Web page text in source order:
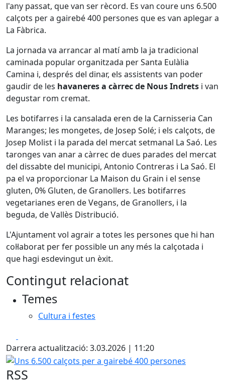
l'any passat, que van ser rècord. Es van coure uns 6.500
calçots per a gairebé 400 persones que es van aplegar a
La Fàbrica.
La jornada va arrancar al matí amb la ja tradicional
caminada popular organitzada per Santa Eulàlia
Camina i, després del dinar, els assistents van poder
gaudir de les havaneres a càrrec de Nous Indrets i van
degustar rom cremat.
Les botifarres i la cansalada eren de la Carnisseria Can
Maranges; les mongetes, de Josep Solé; i els calçots, de
Josep Molist i la parada del mercat setmanal La Saó. Les
taronges van anar a càrrec de dues parades del mercat
del dissabte del municipi, Antonio Contreras i La Saó. El
pa el va proporcionar La Maison du Grain i el sense
gluten, 0% Gluten, de Granollers. Les botifarres
vegetarianes eren de Vegans, de Granollers, i la
beguda, de Vallès Distribució.
L'Ajuntament vol agrair a totes les persones que hi han
col·laborat per fer possible un any més la calçotada i
que hagi esdevingut un èxit.
Contingut relacionat
Temes
Cultura i festes
Darrera actualització: 3.03.2026 | 11:20
Uns 6.500 calçots per a gairebé 400 persones
RSS